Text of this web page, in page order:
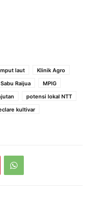
laut
Klinik Agro
Raijua
MPIG
potensi lokal NTT
kultivar